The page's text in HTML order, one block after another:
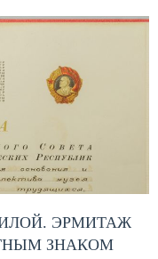
ЭРМИТАЖ
ЗНАКОМ